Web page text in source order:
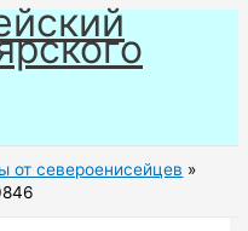
от североенисейцев